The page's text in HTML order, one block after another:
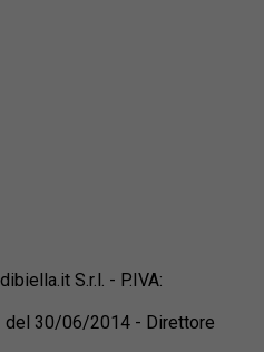
S.r.l. - P.IVA:
del 30/06/2014 - Direttore